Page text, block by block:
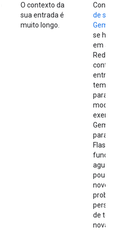
O contexto da
sua entrada é
muito longo.
Confira a
de status da
Gemini
se há
em
Reduza o
contexto de
entrada ou
para outro
modelo (por
exemplo, do
Gemini 2.5 Pro
para o
Flash) e veja
funciona. Ou
aguarde um
pouco e
novo. Se o
problema
persistir
de tentar
novamente,